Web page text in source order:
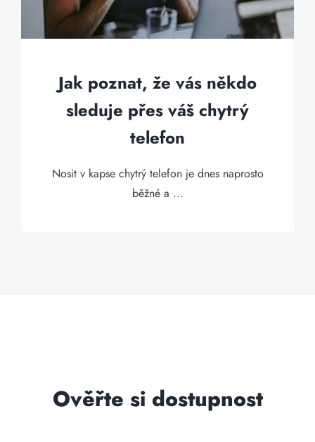
Jak poznat, že vás někdo
sleduje přes váš chytrý
telefon
Nosit v kapse chytrý telefon je dnes naprosto
běžné a ...
Ověřte si dostupnost